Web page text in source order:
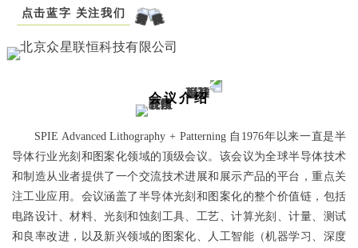
点击蓝字 关注我们
会议介绍
SPIE Advanced Lithography + Patterning 自1976年以来一直是半
导体行业光刻和图案化领域的顶级会议。该会议为全球半导体技术
和制造从业者提供了一个交流技术进展和展示产品的平台，重点关
注工业应用。会议涵盖了半导体光刻和图案化的整个价值链，包括
电路设计、材料、光刻和蚀刻工具、工艺、计算光刻、计量、测试
和良率改进，以及新兴领域的图案化、人工智能（机器学习、深度